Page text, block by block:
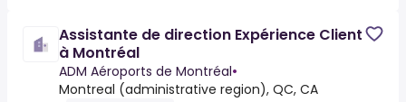
Assistante de direction Expérience Client
à Montréal
ADM Aéroports de Montréal•
Montreal (administrative region), QC, CA